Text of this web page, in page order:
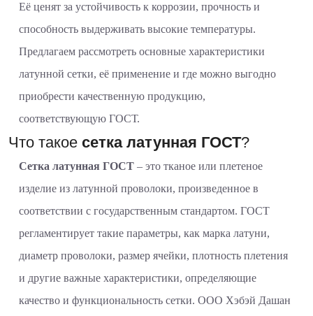
Её ценят за устойчивость к коррозии, прочность и
способность выдерживать высокие температуры.
Предлагаем рассмотреть основные характеристики
латунной сетки, её применение и где можно выгодно
приобрести качественную продукцию,
соответствующую ГОСТ.
Что такое сетка латунная ГОСТ?
Сетка латунная ГОСТ – это тканое или плетеное
изделие из латунной проволоки, произведенное в
соответствии с государственным стандартом. ГОСТ
регламентирует такие параметры, как марка латуни,
диаметр проволоки, размер ячейки, плотность плетения
и другие важные характеристики, определяющие
качество и функциональность сетки. ООО Хэбэй Дашан